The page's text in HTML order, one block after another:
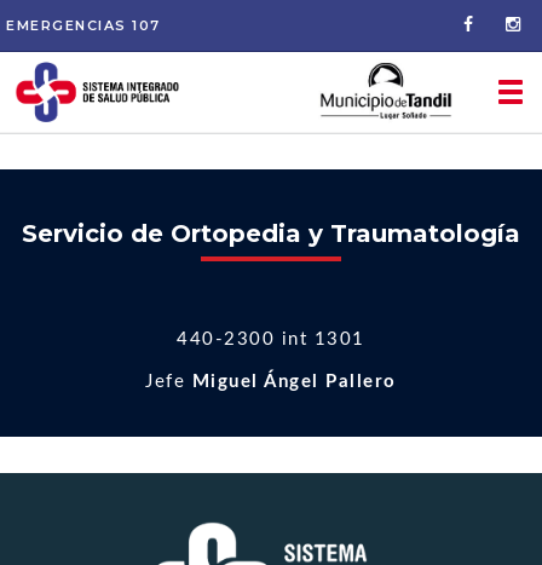
EMERGENCIAS 107
Servicio de Ortopedia y Traumatología
440-2300 int 1301
Jefe Miguel Ángel Pallero